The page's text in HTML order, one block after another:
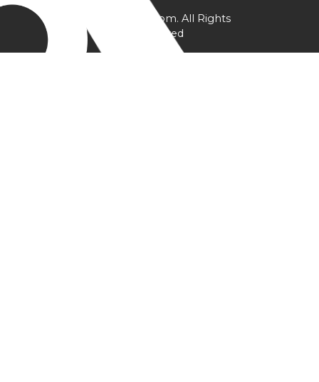
@ YPtrainer.com. All Rights
Reserved